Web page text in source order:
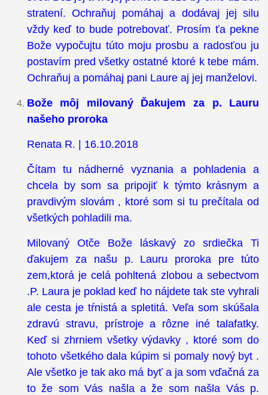
stratení. Ochraňuj pomáhaj a dodávaj jej silu
vždy keď to bude potrebovať. Prosím ťa pekne
Bože vypočujtu túto moju prosbu a radosťou ju
postavím pred všetky ostatné ktoré k tebe mám.
Ochraňuj a pomáhaj pani Laure aj jej manželovi.
Bože môj milovaný Ďakujem za p. Lauru
našeho proroka
Renata R. | 16.10.2018
Čítam tu nádherné vyznania a pohladenia a
chcela by som sa pripojiť k týmto krásnym a
pravdivým slovám , ktoré som si tu prečítala od
všetkých pohladili ma.
Milovaný Otče Bože láskavý zo srdiečka Ti
ďakujem za našu p. Lauru proroka pre túto
zem,ktorá je celá pohltená zlobou a sebectvom
.P. Laura je poklad keď ho nájdete tak ste vyhrali
ale cesta je tŕnistá a spletitá. Veľa som skúšala
zdravú stravu, prístroje a rôzne iné talafatky.
Keď si zhrniem všetky výdavky , ktoré som do
tohoto všetkého dala kúpim si pomaly nový byt .
Ale všetko je tak ako má byť a ja som vďačná za
to že som Vás našla a že som našla Vás p.